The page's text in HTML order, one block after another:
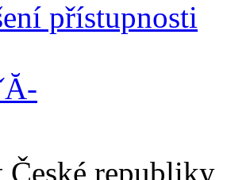
přístupnosti
České